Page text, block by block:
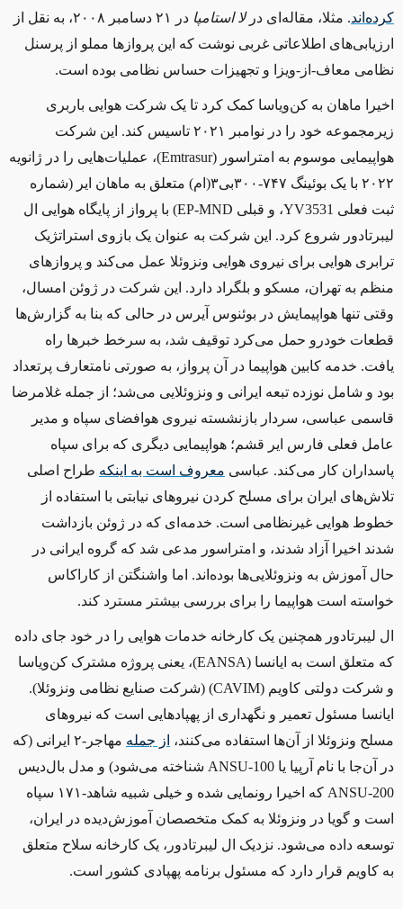
کرده‌اند. مثلا، مقاله‌ای درلا استامپا
در ۲۱ دسامبر ۲۰۰۸، به نقل از
ارزیابی‌های اطلاعاتی غربی نوشت که این پروازها مملو از پرسنل
نظامی معاف-از-ویزا و تجهیزات حساس نظامی بوده است.
اخیرا ماهان به کن‌ویاسا کمک کرد تا یک شرکت هوایی باربری
زیرمجموعه خود را در نوامبر ۲۰۲۱ تاسیس کند. این شرکت
هواپیمایی موسوم به امتراسور (
Emtrasur
)، عملیات‌هایی را در ژانویه
۲۰۲۲ با یک بوئینگ ۷۴۷-۳۰۰بی۳(ام) متعلق به ماهان ایر (شماره
ثبت فعلی YV3531، و قبلی EP-MND) با پرواز از پایگاه هوایی ال
‌لیبرتادور شروع کرد. این شرکت به عنوان یک بازوی استراتژیک
ترابری هوایی برای نیروی هوایی ونزوئلا عمل می‌کند و پروازهای
منظم به تهران، مسکو و بلگراد دارد. این شرکت در ژوئن امسال،
وقتی تنها هواپیمایش در بوئنوس آیرس در حالی که بنا به گزارش‌ها
قطعات خودرو حمل می‌کرد توقیف شد، به سرخط خبرها راه
یافت. خدمه کابین هواپیما در آن پرواز، به صورتی نامتعارف پرتعداد
بود و شامل نوزده تبعه ایرانی و ونزوئلایی می‌شد؛ از جمله غلامرضا
قاسمی عباسی، سردار بازنشسته نیروی هوافضای سپاه و مدیر
عامل فعلی فارس ایر قشم؛ هواپیمایی دیگری که برای سپاه
پاسداران کار می‌کند. عباسی معروف است به اینکه طراح اصلی
تلاش‌های ایران برای مسلح کردن نیروهای نیابتی با استفاده از
خطوط هوایی غیرنظامی است. خدمه‌ای که در ژوئن بازداشت
شدند اخیرا آزاد شدند، و امتراسور مدعی شد که گروه ایرانی در
حال آموزش به ونزوئلایی‌ها بوده‌اند. اما واشنگتن از کاراکاس
خواسته است هواپیما را برای بررسی بیشتر مسترد کند.
ال لیبرتادور همچنین یک کارخانه خدمات هوایی را در خود جای داده
که متعلق است به ایانسا (EANSA)، یعنی پروژه مشترک کن‌ویاسا
و شرکت دولتی کاویم (CAVIM) (شرکت صنایع نظامی ونزوئلا).
ایانسا مسئول تعمیر و نگهداری از پهپادهایی است که نیروهای
مسلح ونزوئلا از آن‌ها استفاده می‌کنند، از جمله
مهاجر-۲ ایرانی (که
در آن‌جا با نام آرپیا یا ANSU-100 شناخته می‌شود) و مدل بال‌دیس
ANSU-200
که اخیرا رونمایی شده و خیلی شبیه شاهد-۱۷۱ سپاه
است و گویا در ونزوئلا به کمک متخصصان آموزش‌دیده در ایران،
توسعه داده می‌شود. نزدیک ال لیبرتادور، یک کارخانه سلاح متعلق
به کاویم قرار دارد که مسئول برنامه پهپادی کشور است.